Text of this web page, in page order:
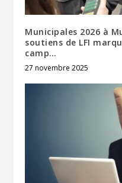
Municipales 2026 à
soutiens de LFI
camp…
27 novembre 2025